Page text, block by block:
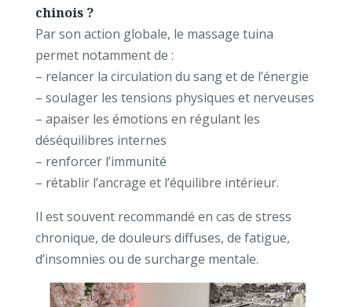
chinois ?
Par son action globale, le massage tuina
permet notamment de :
– relancer la circulation du sang et de l’énergie
– soulager les tensions physiques et nerveuses
– apaiser les émotions en régulant les
déséquilibres internes
– renforcer l’immunité
– rétablir l’ancrage et l’équilibre intérieur.
Il est souvent recommandé en cas de stress
chronique, de douleurs diffuses, de fatigue,
d’insomnies ou de surcharge mentale.